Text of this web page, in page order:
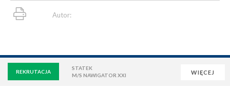
Autor:
WIĘCEJ
REKRUTACJA
STATEK
M/S NAWIGATOR XXI